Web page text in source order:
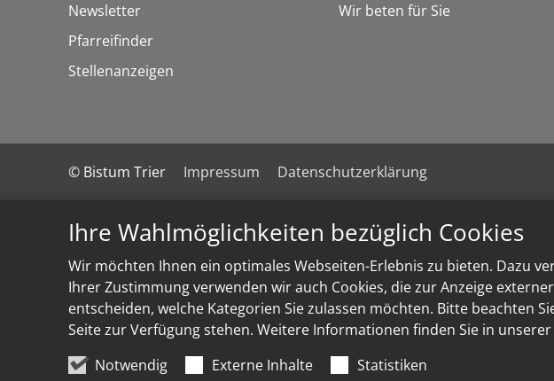
Ihre Wahlmöglichkeiten bezüglich Cookies
Wir möchten Ihnen ein optimales Webseiten-Erlebnis zu bieten. Dazu
Ihrer Zustimmung verwenden wir auch Cookies, die zur Anzeige
entscheiden, welche Kategorien Sie zulassen möchten. Bitte beachten
Seite zur Verfügung stehen. Weitere Informationen finden Sie in unserer
Notwendig
Externe Inhalte Statistiken
Newsletter
Pfarreifinder
Stellenanzeigen
Wir beten für Sie
© Bistum Trier Impressum Datenschutzerklärung